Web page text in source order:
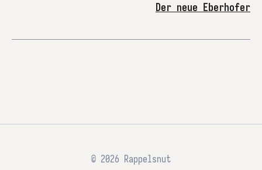
Der neue Eberhofer
© 2026 Rappelsnut